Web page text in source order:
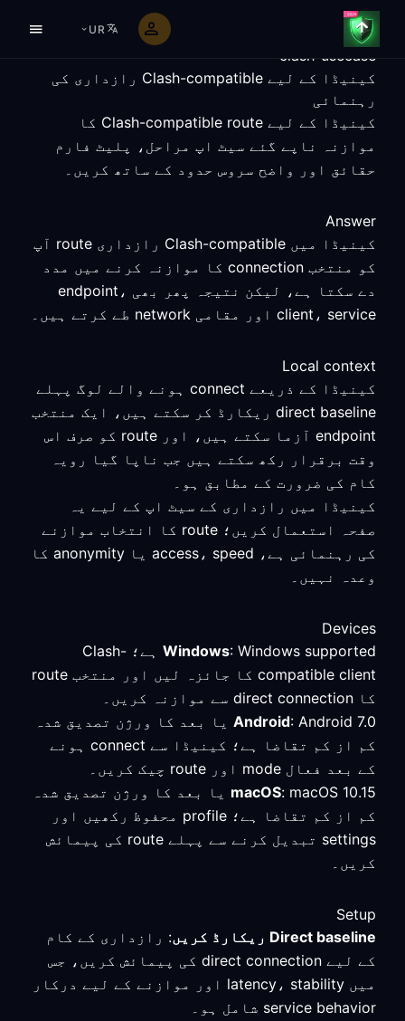
UR
clash-usecase
کینیڈا کے لیے Clash-compatible رازداری کی
رہنمائی
کینیڈا کے لیے Clash-compatible route کا
موازنہ ناپے گئے سیٹ اپ مراحل، پلیٹ فارم
حقائق اور واضح سروس حدود کے ساتھ کریں۔
Answer
کینیڈا میں Clash-compatible رازداری route آپ
کو منتخب connection کا موازنہ کرنے میں مدد
دے سکتا ہے، لیکن نتیجہ پھر بھی endpoint،
client، service اور مقامی network طے کرتے ہیں۔
Local context
کینیڈا کے ذریعے connect ہونے والے لوگ پہلے
direct baseline ریکارڈ کر سکتے ہیں، ایک منتخب
endpoint آزما سکتے ہیں، اور route کو صرف اس
وقت برقرار رکھ سکتے ہیں جب ناپا گیا رویہ
کام کی ضرورت کے مطابق ہو۔
کینیڈا میں رازداری کے سیٹ اپ کے لیے یہ
صفحہ استعمال کریں؛ route کا انتخاب موازنے
کی رہنمائی ہے، access، speed یا anonymity کا
وعدہ نہیں۔
Devices
Windows
: Windows supported ہے؛ Clash-
compatible client کا جائزہ لیں اور منتخب route
کا direct connection سے موازنہ کریں۔
Android : Android 7.0 یا بعد کا ورژن تصدیق شدہ
کم از کم تقاضا ہے؛ کینیڈا سے connect ہونے
کے بعد فعال mode اور route چیک کریں۔
macOS : macOS 10.15 یا بعد کا ورژن تصدیق شدہ
کم از کم تقاضا ہے؛ profile محفوظ رکھیں اور
settings تبدیل کرنے سے پہلے route کی پیمائش
کریں۔
Setup
Direct baseline ریکارڈ کریں
: رازداری کے کام
کے لیے direct connection کی پیمائش کریں، جس
میں latency، stability اور موازنے کے لیے درکار
service behavior شامل ہو۔